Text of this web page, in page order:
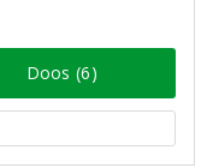
Doos (6)